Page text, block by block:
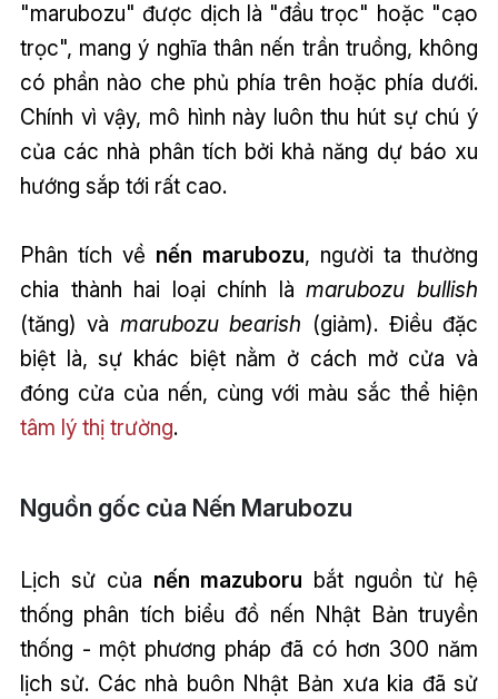
"marubozu" được dịch là "đầu trọc" hoặc "cạo
trọc", mang ý nghĩa thân nến trần truồng, không
có phần nào che phủ phía trên hoặc phía dưới.
Chính vì vậy, mô hình này luôn thu hút sự chú ý
của các nhà phân tích bởi khả năng dự báo xu
hướng sắp tới rất cao.
Phân tích về nến marubozu, người ta thường
chia thành hai loại chính làmarubozu bullish
(tăng) và marubozu bearish (giảm). Điều đặc
biệt là, sự khác biệt nằm ở cách mở cửa và
đóng cửa của nến, cùng với màu sắc thể hiện
tâm lý thị trường.
Nguồn gốc của Nến Marubozu
Lịch sử của nến mazuboru bắt nguồn từ hệ
thống phân tích biểu đồ nến Nhật Bản truyền
thống - một phương pháp đã có hơn 300 năm
lịch sử. Các nhà buôn Nhật Bản xưa kia đã sử